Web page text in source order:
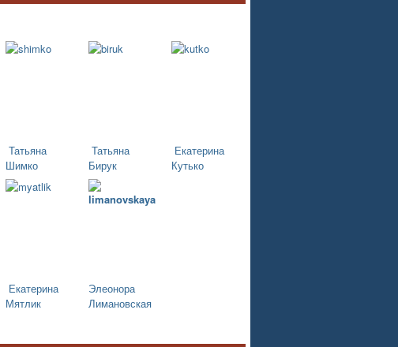
Татьяна
Шимко
Татьяна
Бирук
Екатерина
Кутько
Екатерина
Мятлик
Элеонора
Лимановская